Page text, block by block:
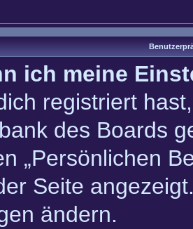
ich meine
registriert
des Boards
„Persönlichen
Seite
ändern.